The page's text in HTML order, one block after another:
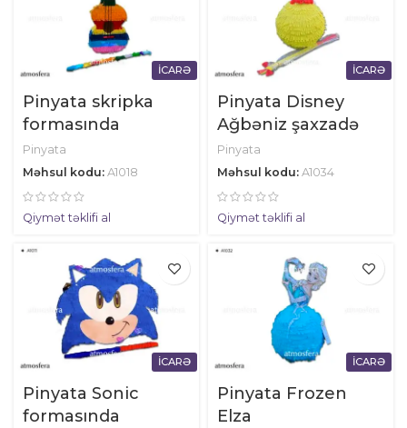
İCARƏ
Pinyata skripka
formasında
Pinyata
Məhsul kodu: A1018
Qiymət təklifi al
İCARƏ
Pinyata Disney
Ağbəniz şaxzadə
Pinyata
Məhsul kodu: A1034
Qiymət təklifi al
İCARƏ
Pinyata Sonic
formasında
İCARƏ
Pinyata Frozen
Elza